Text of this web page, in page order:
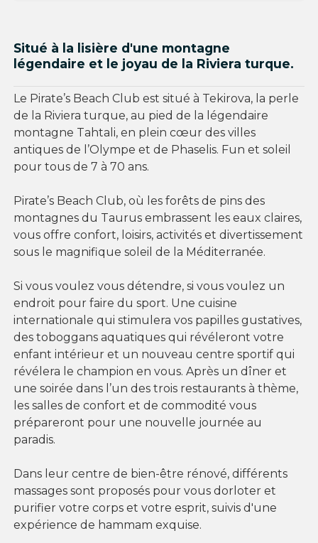
Situé à la lisière d'une montagne
légendaire et le joyau de la Riviera turque.
Le Pirate’s Beach Club est situé à Tekirova, la perle
de la Riviera turque, au pied de la légendaire
montagne Tahtali, en plein cœur des villes
antiques de l’Olympe et de Phaselis. Fun et soleil
pour tous de 7 à 70 ans.
Pirate’s Beach Club, où les forêts de pins des
montagnes du Taurus embrassent les eaux claires,
vous offre confort, loisirs, activités et divertissement
sous le magnifique soleil de la Méditerranée.
Si vous voulez vous détendre, si vous voulez un
endroit pour faire du sport. Une cuisine
internationale qui stimulera vos papilles gustatives,
des toboggans aquatiques qui révéleront votre
enfant intérieur et un nouveau centre sportif qui
révélera le champion en vous. Après un dîner et
une soirée dans l’un des trois restaurants à thème,
les salles de confort et de commodité vous
prépareront pour une nouvelle journée au
paradis.
Dans leur centre de bien-être rénové, différents
massages sont proposés pour vous dorloter et
purifier votre corps et votre esprit, suivis d'une
expérience de hammam exquise.